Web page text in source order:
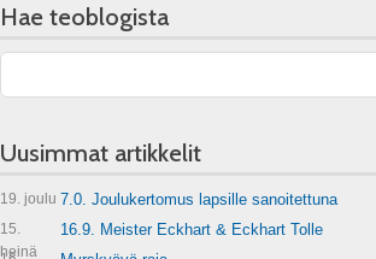
Hae teoblogista
Uusimmat artikkelit
19. joulu 7.0. Joulukertomus lapsille sanoitettuna
15.
heinä
16.9. Meister Eckhart & Eckhart Tolle